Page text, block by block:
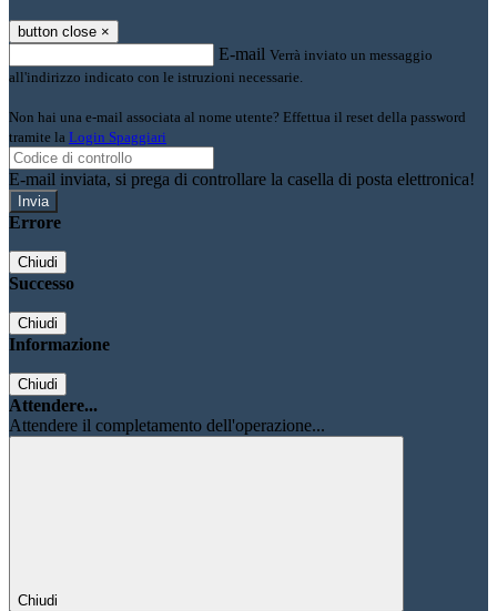
button close ×
E-mail Verrà inviato un messaggio
all'indirizzo indicato con le istruzioni necessarie.
Non hai una e-mail associata al nome utente? Effettua il reset della password
tramite la Login Spaggiari
E-mail inviata, si prega di controllare la casella di posta elettronica!
Errore
Chiudi
Successo
Chiudi
Informazione
Chiudi
Attendere...
Attendere il completamento dell'operazione...
Chiudi